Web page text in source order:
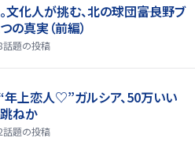
文化人が挑む、北の球団――富良野ブ
の真実（前編）
話題の投稿
年上恋人♡”ガルシア、50万いい
ねか
話題の投稿